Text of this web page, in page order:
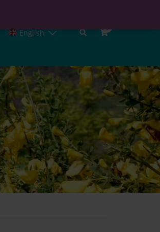
English
0